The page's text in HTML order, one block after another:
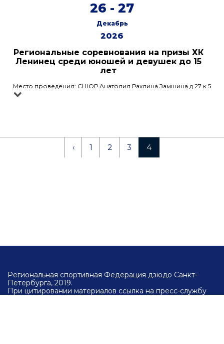
26 - 27
Декабрь
2026
Региональные соревнования на призы ХК
Ленинец среди юношей и девушек до 15
лет
Место проведения: СШОР Анатолия Рахлина Замшина д.27 к.5
‹ 1 2 3 4
Региональная спортивная Федерация дзюдо Санкт-
Петербурга, 2019.
При цитировании материалов ссылка на пресс-службу